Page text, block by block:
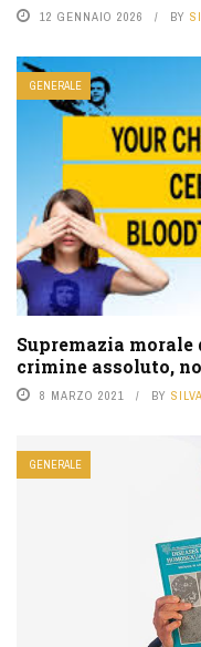
12 GENNAIO 2026 BY
GENERALE
Supremazia
crimine assoluto,
8 MARZO 2021 BY
GENERALE